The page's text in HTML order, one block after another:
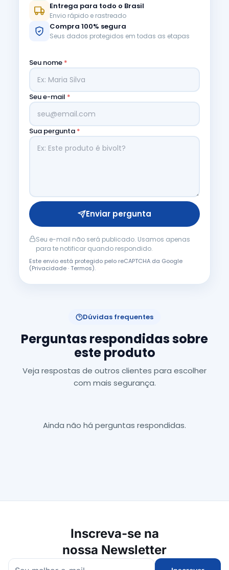
Entrega para todo o Brasil
Envio rápido e rastreado
Compra 100% segura
Seus dados protegidos em todas as etapas
Seu nome *
Seu e-mail *
Sua pergunta *
Enviar pergunta
Seu e-mail não será publicado. Usamos apenas
para te notificar quando respondido.
Este envio está protegido pelo reCAPTCHA da Google
(Privacidade·Termos).
Dúvidas frequentes
Perguntas respondidas sobre
este produto
Veja respostas de outros clientes para escolher
com mais segurança.
Ainda não há perguntas respondidas.
Inscreva-se na
nossa Newsletter